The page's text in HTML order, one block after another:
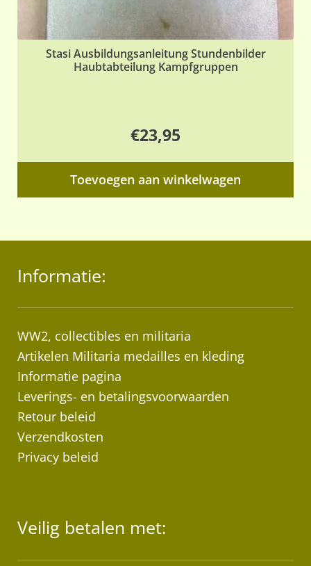
Stasi Ausbildungsanleitung Stundenbilder
Haubtabteilung Kampfgruppen
€23,95
Toevoegen aan winkelwagen
Informatie:
WW2, collectibles en militaria
Artikelen Militaria medailles en kleding
Informatie pagina
Leverings- en betalingsvoorwaarden
Retour beleid
Verzendkosten
Privacy beleid
Veilig betalen met: